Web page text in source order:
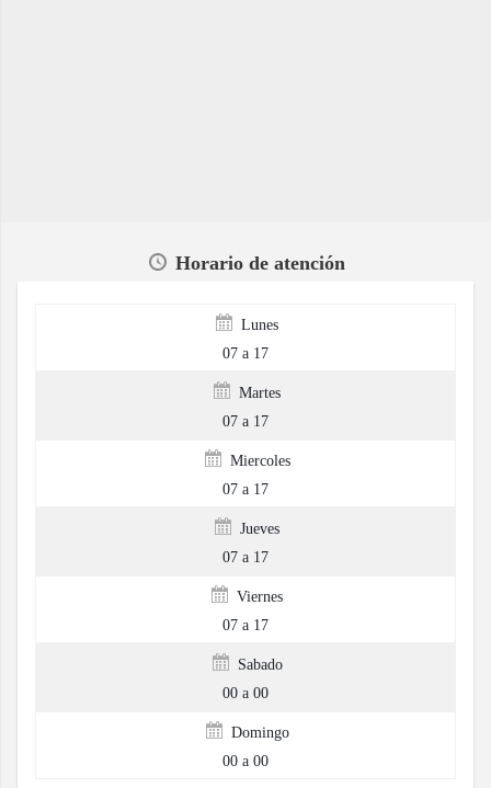
Horario de atención
Lunes
07 a 17
Martes
07 a 17
Miercoles
07 a 17
Jueves
07 a 17
Viernes
07 a 17
Sabado
00 a 00
Domingo
00 a 00